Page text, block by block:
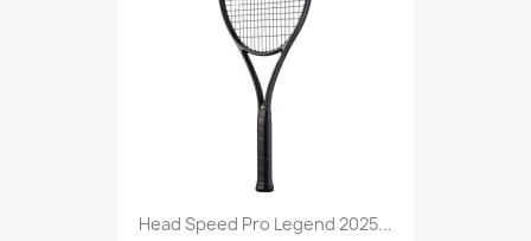
Head Speed Pro Legend 2025...